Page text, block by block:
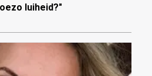
luiheid?"